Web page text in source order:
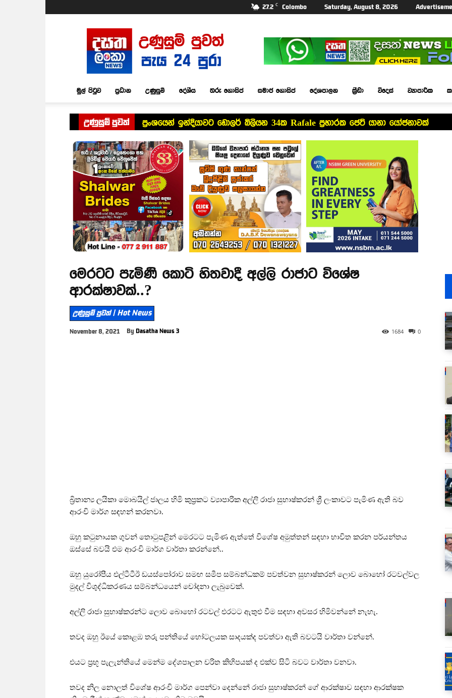
27.2 C Colombo Saturday, August 8, 2026
Dasatha
Lanka
News
මුල් පිටුව ප්‍රධාන උණුසුම් දේශීය තරු ගොසිප් සමාජ ගොසිප් දේශපාලන ක්‍රීඩා විදෙස් ව්‍යාපාරික
උණුසුම් පුවත් ප්‍රංශයෙන් ඉන්දියාවට ඩොලර් බිලියන 34ක Rafale ප්‍රහාරක ජෙට් යානා යෝජනාවක්
මෙරටට පැමිණි කොටි හිතවාදී අල්ලි රාජාට විශේෂ
ආරක්ෂාවක්..?
උණුසුම් පුවත් | Hot News
November 8, 2021 By Dasatha News 3 0
1684
බ්‍රිතාන්‍ය ලයිකා මොබයිල් ජාලය හිමි කුප්‍රකට ව්‍යාපාරික අල්ලි රාජා සුභාෂ්කරන් ශ්‍රී ලංකාවට පැමිණ ඇති බව
ආරංචි මාර්ග සඳහන් කරනවා.
ඔහු කටුනායක ගුවන් තොටුපළින් මෙරටට පැමිණ ඇත්තේ විශේෂ අමුත්තන් සඳහා භාවිත කරන පර්යන්තය
ඔස්සේ බවයි එම ආරංචි මාර්ග වාර්තා කරන්නේ..
ඔහු යුරෝපීය එල්ටීටීඊ ඩයස්පෝරාව සමඟ සමීප සම්බන්ධකම් පවත්වන සුභාෂ්කරන් ලොව බොහෝ රටවල්වල
මුදල් විශුද්ධිකරණය සම්බන්ධයෙන් චෝදනා ලැබුවෙක්.
අල්ලි රාජා සුභාෂ්කරන්ට ලොව බොහෝ රටවල් එරටට ඇතුළු වීම සඳහා අවසර හිමිවන්නේ නැහැ.
තවද ඔහු ඊයේ කොළඹ තරු පන්තියේ හෝටලයක සාදයක්ද පවත්වා ඇති බවටයි වාර්තා වන්නේ.
එයට ප්‍රභූ පැලැන්තියේ මෙන්ම දේශපාලන චරිත කිහිපයක් ද එක්ව සිටි බවට වාර්තා වනවා.
තවද නිල නොලත් විශේෂ ආරංචි මාර්ග පෙන්වා දෙන්නේ රාජා සුභාෂ්කරන් ගේ ආරක්ෂාව සඳහා ආරක්ෂක